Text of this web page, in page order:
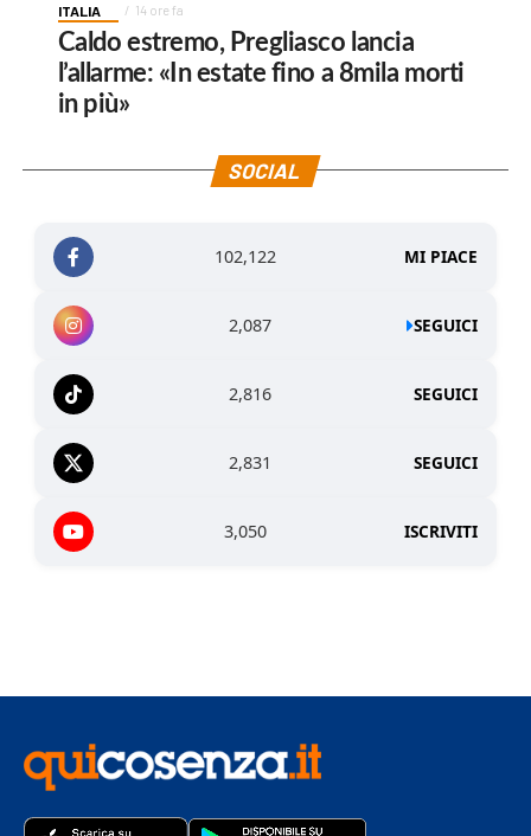
ITALIA 14 ore fa
Caldo estremo, Pregliasco lancia
l’allarme: «In estate fino a 8mila morti
in più»
SOCIAL
102,122 MI PIACE
2,087 SEGUICI
2,816 SEGUICI
2,831 SEGUICI
3,050 ISCRIVITI